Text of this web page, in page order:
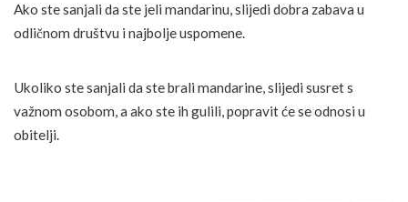
Ako ste sanjali da ste jeli mandarinu, slijedi dobra zabava u
odličnom društvu i najbolje uspomene.
Ukoliko ste sanjali da ste brali mandarine, slijedi susret s
važnom osobom, a ako ste ih gulili, popravit će se odnosi u
obitelji.